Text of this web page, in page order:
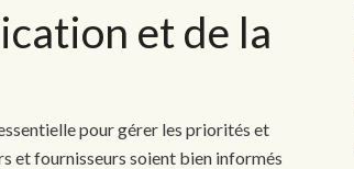
et de la
pour gérer les priorités et
et fournisseurs soient bien informés